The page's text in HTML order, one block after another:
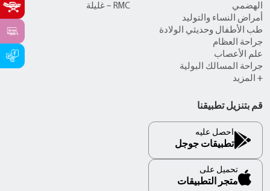
الهضمي
أمراض النساء والتوليد
طب الأطفال وحديثي الولادة
جراحة العظام
علم الأعصاب
جراحة المسالك البولية
+ المزيد
RMC – غليلة
قم بتنزيل تطبيقنا
احصل عليه
تطبيقات جوجل
تحميل على
متجر التطبيقات